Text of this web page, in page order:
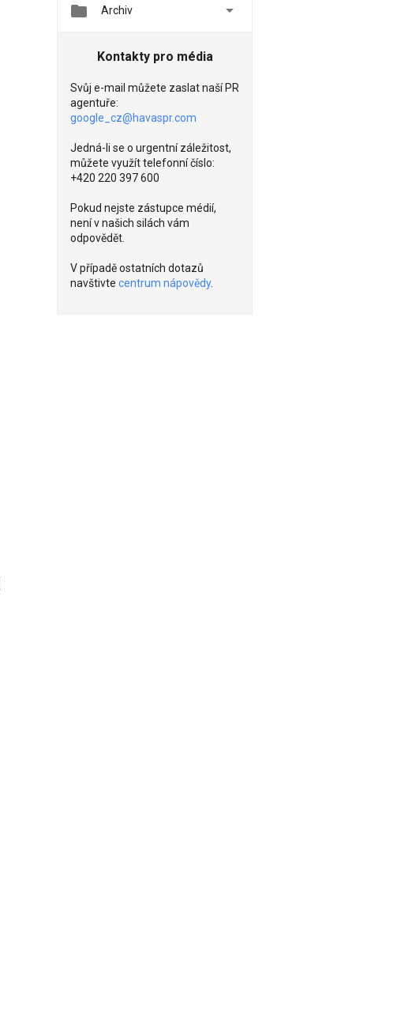
 Archiv 
Kontakty pro média
Svůj e-mail můžete zaslat naší PR
agentuře:
google_cz@havaspr.com
Jedná-li se o urgentní záležitost,
můžete využít telefonní číslo:
+420 220 397 600
Pokud nejste zástupce médií,
není v našich silách vám
odpovědět.
V případě ostatních dotazů
navštivte centrum nápovědy.